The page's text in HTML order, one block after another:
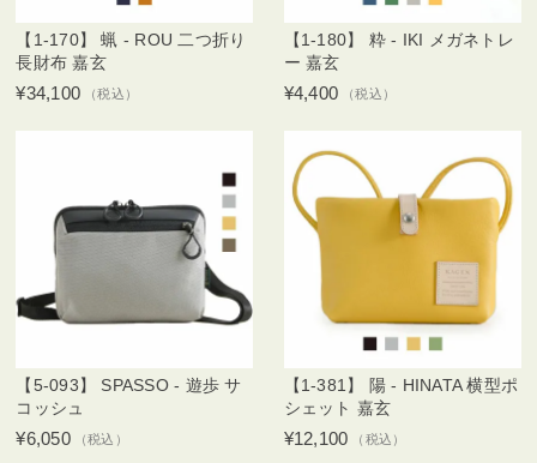
【1-170】 蝋 - ROU 二つ折り
長財布 嘉玄
¥34,100 （税込）
【1-180】 粋 - IKI メガネトレ
ー 嘉玄
¥4,400 （税込）
【5-093】 SPASSO - 遊歩 サ
コッシュ
¥6,050 （税込）
【1-381】 陽 - HINATA 横型ポ
シェット 嘉玄
¥12,100 （税込）